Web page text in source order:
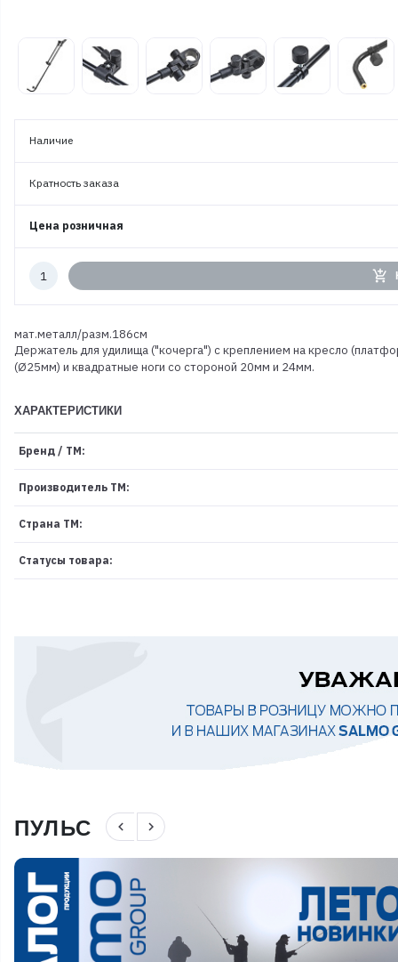
Наличие
Кратность заказа
Цена розничная
Количество
add_shopping_cart
мат.металл/разм.186см
Держатель для удилища ("кочерга") с креплением на кресло
(Ø25мм) и квадратные ноги со стороной 20мм и 24мм.
ХАРАКТЕРИСТИКИ
Бренд / ТМ:
Производитель ТМ:
Страна ТМ:
Статусы товара:
ПУЛЬС navigate_before navigate_next